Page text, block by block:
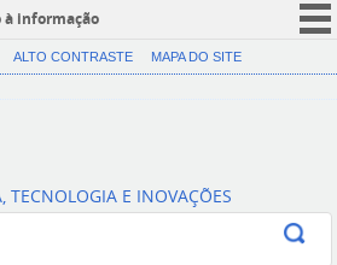
à informação
CORONAVÍRUS (COVID-19)
Canais
ALTO CONTRASTE MAPA DO SITE
TECNOLOGIA E INOVAÇÕES